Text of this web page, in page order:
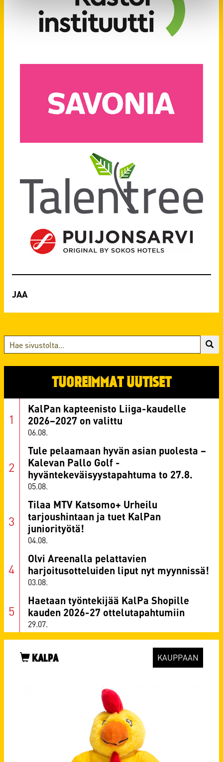
TUOREIMMAT UUTISET
06.08.
KalPan kapteenisto Liiga-kaudelle
2026–2027 on valittu
05.08.
Tule pelaamaan hyvän asian puolesta –
Kalevan Pallo Golf -
hyväntekeväisyystapahtuma to 27.8.
04.08.
Tilaa MTV Katsomo+ Urheilu
tarjoushintaan ja tuet KalPan
juniorityötä!
03.08.
Olvi Areenalla pelattavien
harjoitusotteluiden liput nyt myynnissä!
29.07.
Haetaan työntekijää KalPa Shopille
kauden 2026-27 ottelutapahtumiin
KALPA KAUPPAAN